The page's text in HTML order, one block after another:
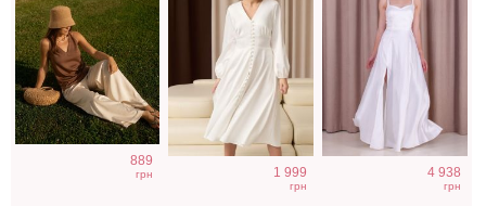
889
грн 1 999
грн
4 938
грн